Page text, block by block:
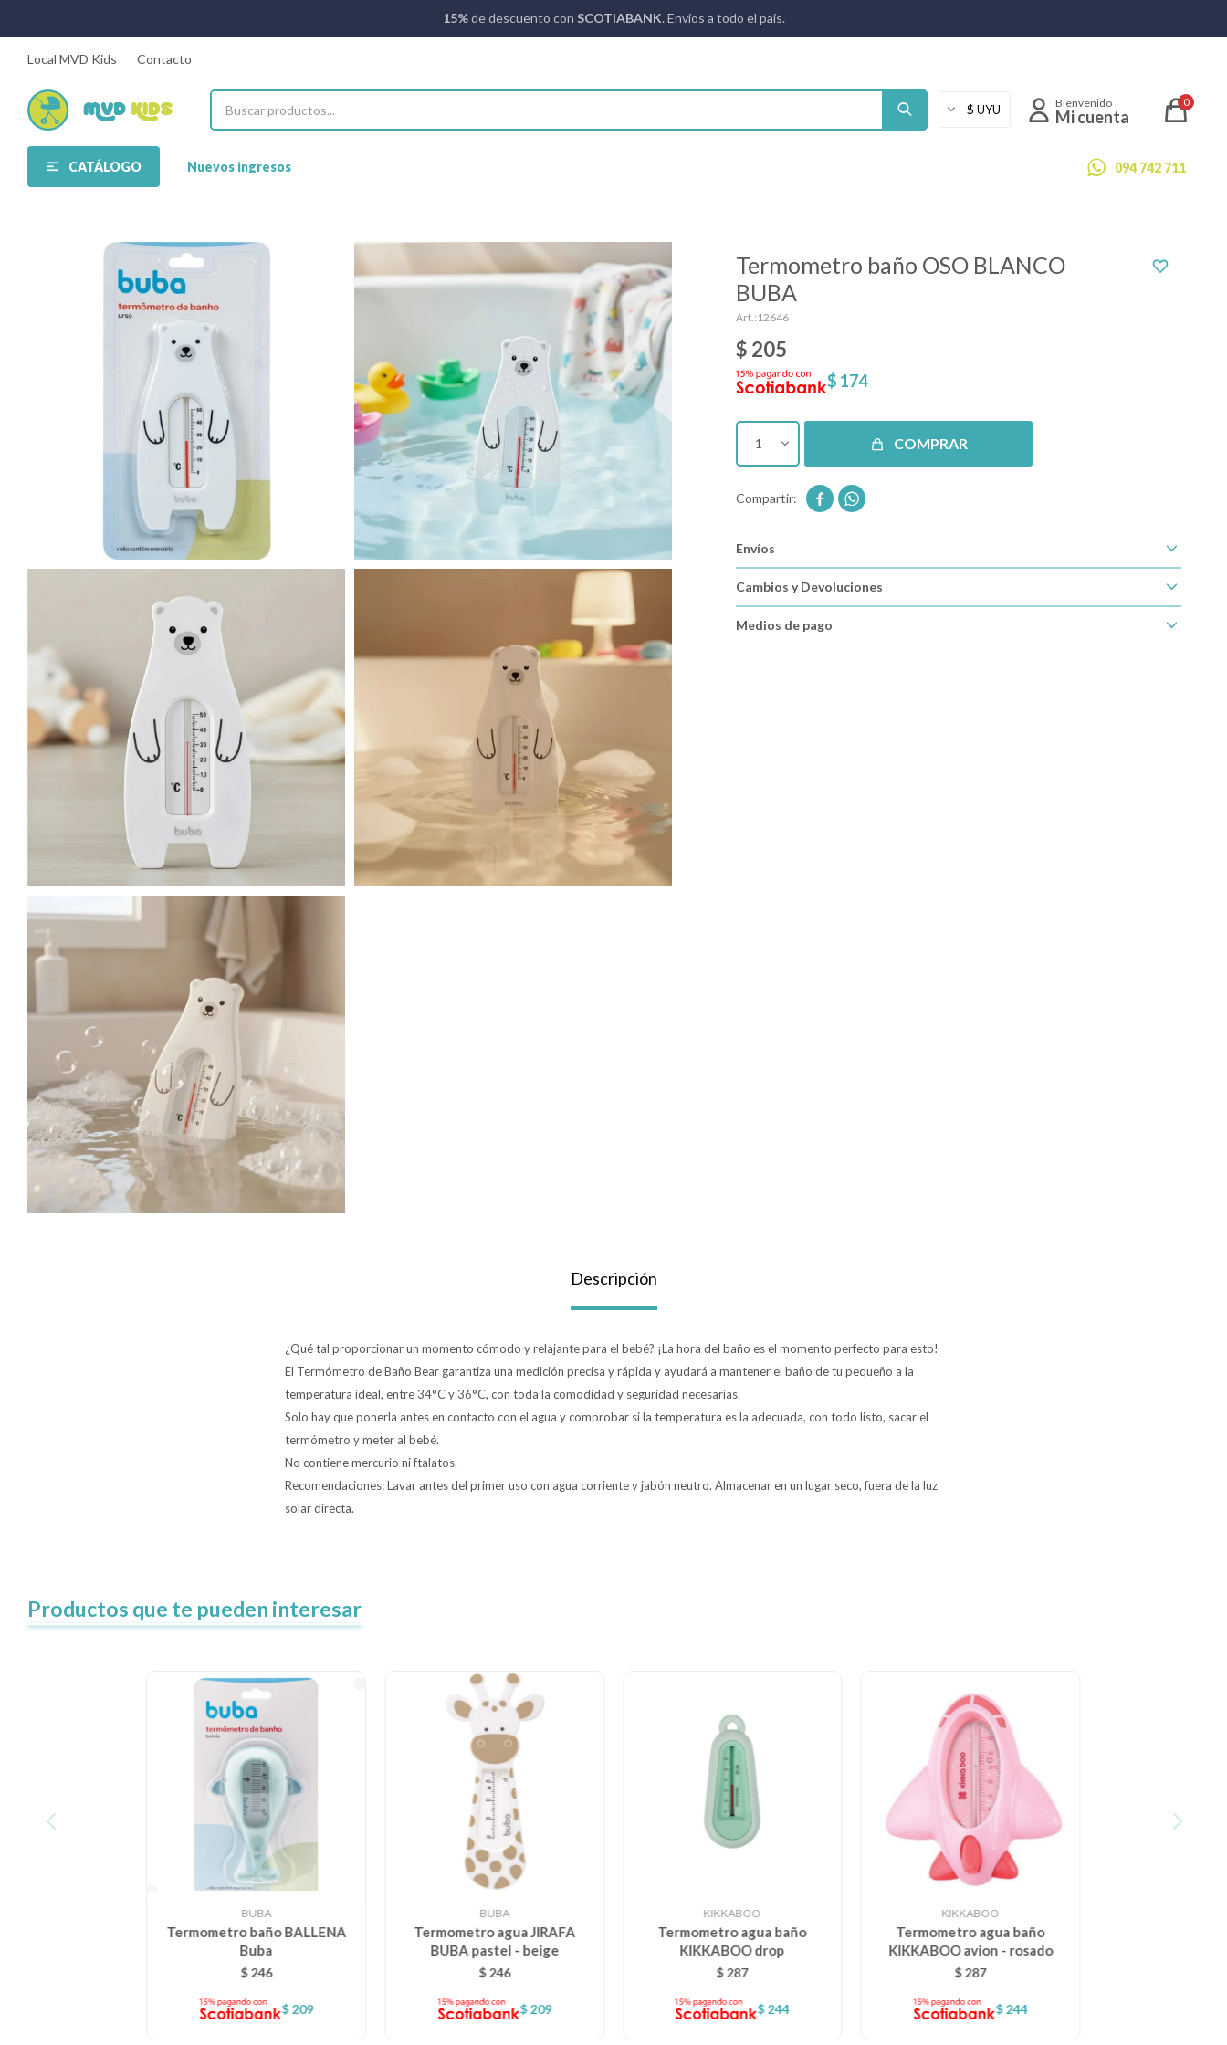
15%de descuento con SCOTIABANK. Envíos a todo el país.
CATÁLOGO Nuevos ingresos 094 742 711
0
Local MVD Kids Contacto
Termometro baño OSO BLANCO
BUBA
12646
$ 205
$ 174
1 COMPRAR
 
Envíos
Cambios y Devoluciones
Medios de pago
Descripción
¿Qué tal proporcionar un momento cómodo y relajante para el bebé? ¡La hora del baño es el momento perfecto para esto!
El Termómetro de Baño Bear garantiza una medición precisa y rápida y ayudará a mantener el baño de tu pequeño a la
temperatura ideal, entre 34°C y 36°C, con toda la comodidad y seguridad necesarias.
Solo hay que ponerla antes en contacto con el agua y comprobar si la temperatura es la adecuada, con todo listo, sacar el
termómetro y meter al bebé.
No contiene mercurio ni ftalatos.
Recomendaciones: Lavar antes del primer uso con agua corriente y jabón neutro. Almacenar en un lugar seco, fuera de la luz
solar directa.
Productos que te pueden interesar
BUBA
Termometro baño BALLENA
Buba
$ 246
$ 209
BUBA
Termometro agua JIRAFA
BUBA pastel - beige
$ 246
$ 209
KIKKABOO
Termometro agua baño
KIKKABOO drop
$287
$244
KIKKABOO
Termometro agua baño
KIKKABOO avion - rosado
$287
$244